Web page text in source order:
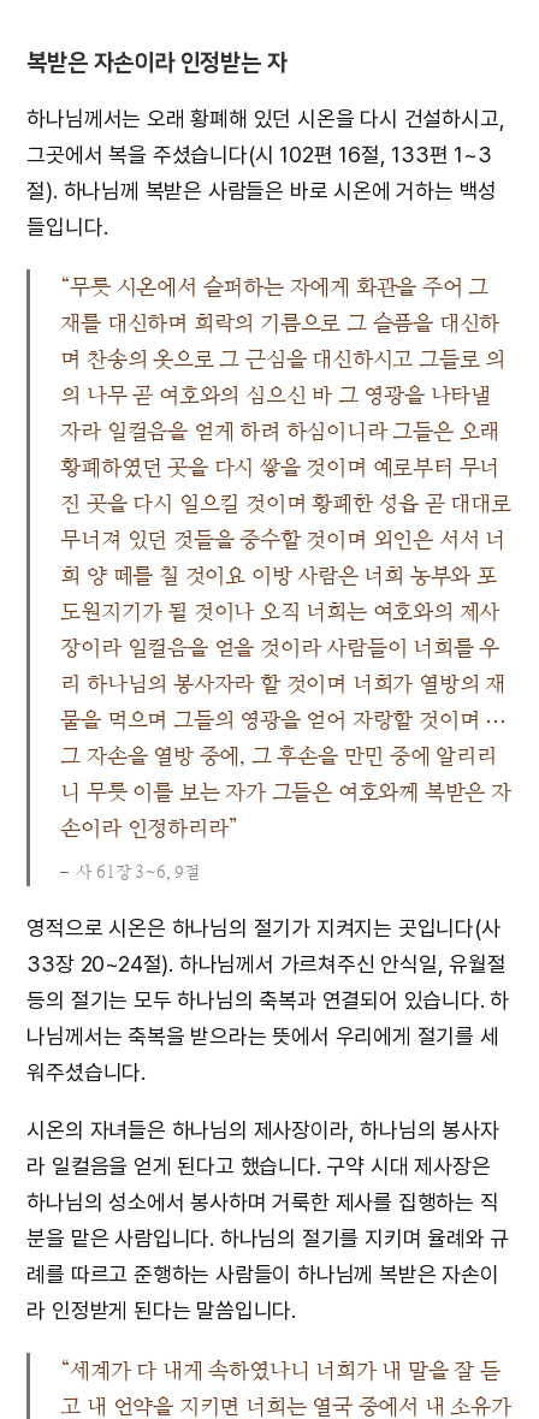
복받은 자손이라 인정받는 자
하나님께서는 오래 황폐해 있던 시온을 다시 건설하시고,
그곳에서 복을 주셨습니다(시 102편 16절, 133편 1~3
절). 하나님께 복받은 사람들은 바로 시온에 거하는 백성
들입니다.
“무릇 시온에서 슬퍼하는 자에게 화관을 주어 그
재를 대신하며 희락의 기름으로 그 슬픔을 대신하
며 찬송의 옷으로 그 근심을 대신하시고 그들로 의
의 나무 곧 여호와의 심으신 바 그 영광을 나타낼
자라 일컬음을 얻게 하려 하심이니라 그들은 오래
황폐하였던 곳을 다시 쌓을 것이며 예로부터 무너
진 곳을 다시 일으킬 것이며 황폐한 성읍 곧 대대로
무너져 있던 것들을 중수할 것이며 외인은 서서 너
희 양 떼를 칠 것이요 이방 사람은 너희 농부와 포
도원지기가 될 것이나 오직 너희는 여호와의 제사
장이라 일컬음을 얻을 것이라 사람들이 너희를 우
리 하나님의 봉사자라 할 것이며 너희가 열방의 재
물을 먹으며 그들의 영광을 얻어 자랑할 것이며 ⋯
그 자손을 열방 중에, 그 후손을 만민 중에 알리리
니 무릇 이를 보는 자가 그들은 여호와께 복받은 자
손이라 인정하리라”
사 61장 3~6, 9절
영적으로 시온은 하나님의 절기가 지켜지는 곳입니다(사
33장 20~24절). 하나님께서 가르쳐주신 안식일, 유월절
등의 절기는 모두 하나님의 축복과 연결되어 있습니다. 하
나님께서는 축복을 받으라는 뜻에서 우리에게 절기를 세
워주셨습니다.
시온의 자녀들은 하나님의 제사장이라, 하나님의 봉사자
라 일컬음을 얻게 된다고 했습니다. 구약 시대 제사장은
하나님의 성소에서 봉사하며 거룩한 제사를 집행하는 직
분을 맡은 사람입니다. 하나님의 절기를 지키며 율례와 규
례를 따르고 준행하는 사람들이 하나님께 복받은 자손이
라 인정받게 된다는 말씀입니다.
“세계가 다 내게 속하였나니 너희가 내 말을 잘 듣
고 내 언약을 지키면 너희는 열국 중에서 내 소유가